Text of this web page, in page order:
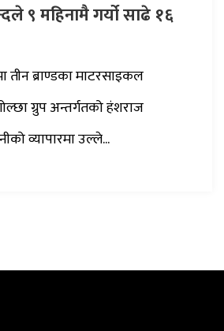
९ महिनामै गर्यो साढे १६
तीन ब्राण्डका माटरसाइकल
ग्रुप अन्तर्गतको हंशराज
व्यापारमा उल्ले...